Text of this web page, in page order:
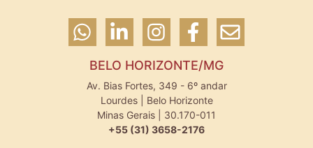
BELO HORIZONTE/MG
Av. Bias Fortes, 349 - 6º andar
Lourdes | Belo Horizonte
Minas Gerais | 30.170-011
+55 (31) 3658-2176